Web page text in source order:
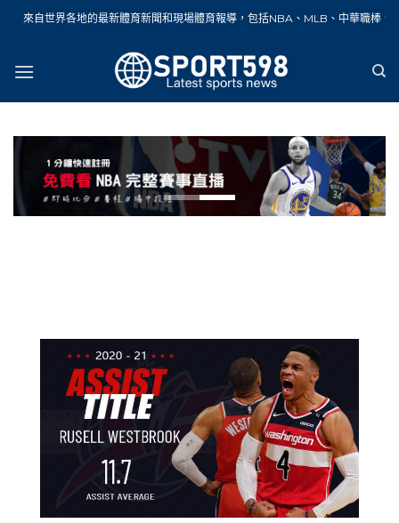
Skip
來自世界各地的最新體育新聞和現場體育報導，包括NBA、MLB、中華職棒、籃